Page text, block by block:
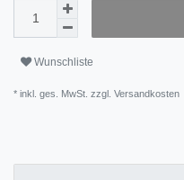
Wunschliste
* inkl. ges. MwSt. zzgl. Versandkosten